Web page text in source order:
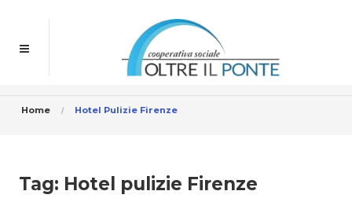
Home Hotel Pulizie Firenze
Tag: Hotel pulizie Firenze